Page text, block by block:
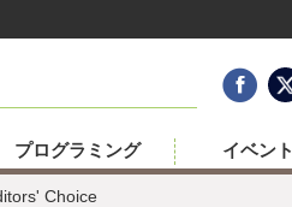
Choice
プログラミング イベント